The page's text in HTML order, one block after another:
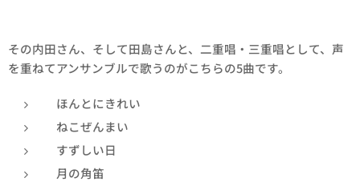
その内田さん、そして田島さんと、二重唱・三重唱として、声
を重ねてアンサンブルで歌うのがこちらの5曲です。
ほんとにきれい
ねこぜんまい
すずしい日
月の角笛